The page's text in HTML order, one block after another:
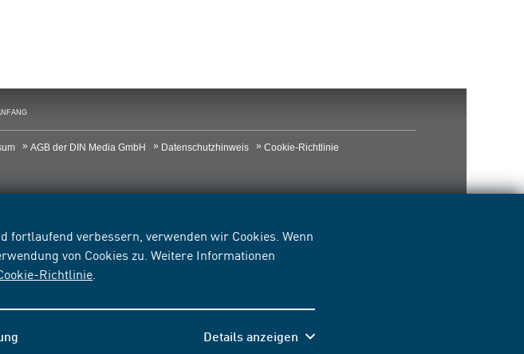
verbessern, verwenden wir Cookies. Wenn
von Cookies zu. Weitere Informationen
Richtlinie
Details anzeigen
AGB der DIN Media GmbH Datenschutzhinweis
Cookie-Richtlinie